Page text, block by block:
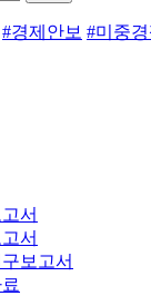
#경제안보 #미중경
서
서
보고서